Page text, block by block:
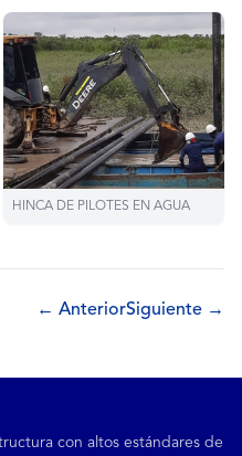
HINCA DE PILOTES EN AGUA
← AnteriorSiguiente →
con altos estándares de